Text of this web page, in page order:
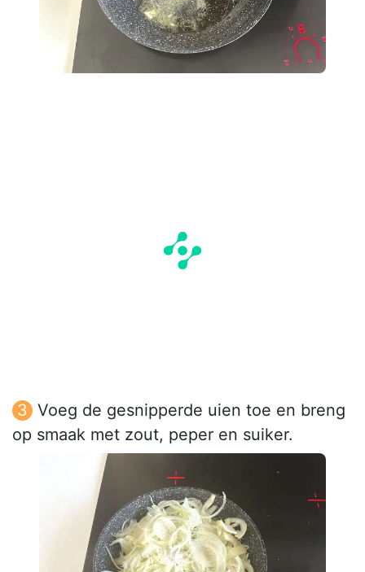
Voeg de gesnipperde uien toe en breng
op smaak met zout, peper en suiker.